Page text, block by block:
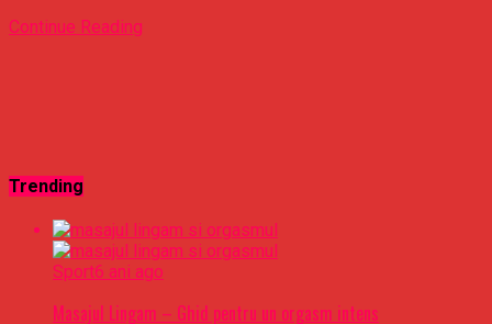
Continue Reading
Trending
Sport6 ani ago
Masajul Lingam – Ghid pentru un orgasm intens